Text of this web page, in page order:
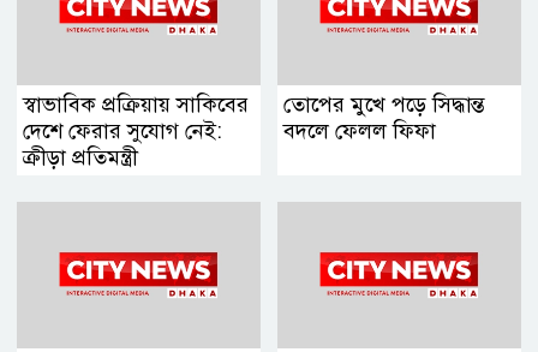
স্বাভাবিক প্রক্রিয়ায় সাকিবের
দেশে ফেরার সুযোগ নেই:
ক্রীড়া প্রতিমন্ত্রী
তোপের মুখে পড়ে সিদ্ধান্ত
বদলে ফেলল ফিফা